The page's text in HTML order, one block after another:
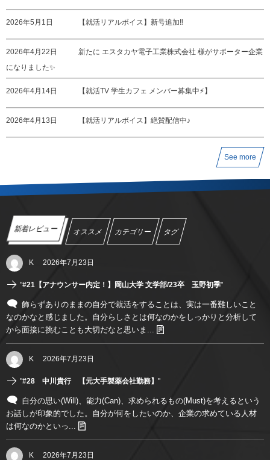
2026年5月1日 【就活リアルボイス】新号追加‼️
2026年4月22日
新たに エスタカヤ電子工業株式会社 様がサポーター企業
になりました✨
2026年4月14日 【就活TV 学生カフェ メンバー募集中⚡️】
2026年4月13日 【就活リアルボイス】絶賛配信中♪
See more
新着レビュー オススメ カテゴリー タグ
K 2026年7月23日
"#21【アナウンサー内定！】岡山大学 文学部/23卒 玉野初季"
飾らずありのままの自分で就活をすることは、実は一番難しいこと
なのかなと感じました。自分らしさとは何なのかをしっかりと分析して
から面接に挑むことも大切だなと思いま...
K 2026年7月23日
"#28 中川貴行 【元大手製薬会社勤務】 "
自分の思い(Will)、能力(Can)、求められるもの(Must)を考えるという
お話しが印象的でした。自分が何をしたいのか、企業の求めている人材
は何なのかといっ...
K 2026年7月23日